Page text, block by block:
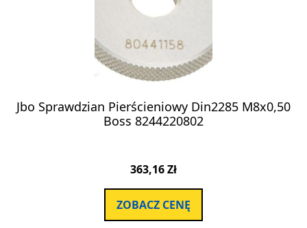
Jbo Sprawdzian Pierścieniowy Din2285 M8x0,50
Boss 8244220802
363,16Zł
ZOBACZ CENĘ